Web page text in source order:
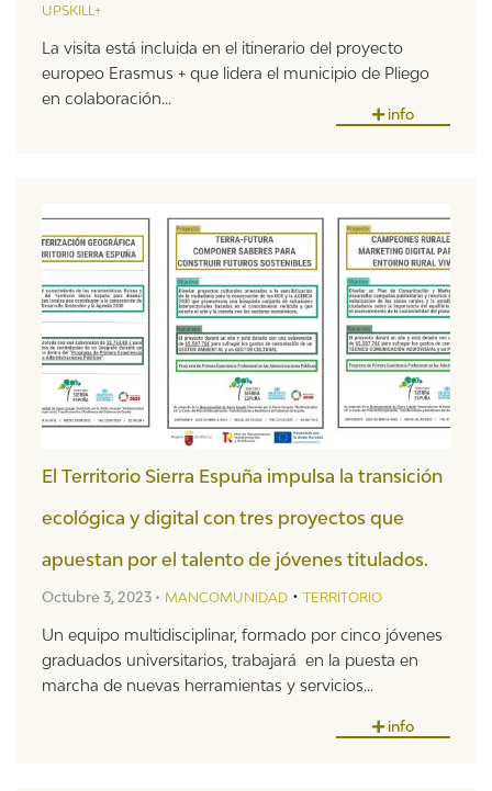
UPSKILL+
La visita está incluida en el itinerario del proyecto
europeo Erasmus + que lidera el municipio de Pliego
en colaboración...
info
El Territorio Sierra Espuña impulsa la transición
ecológica y digital con tres proyectos que
apuestan por el talento de jóvenes titulados.
Octubre 3, 2023 • MANCOMUNIDAD • TERRITORIO
Un equipo multidisciplinar, formado por cinco jóvenes
graduados universitarios, trabajará en la puesta en
marcha de nuevas herramientas y servicios...
info